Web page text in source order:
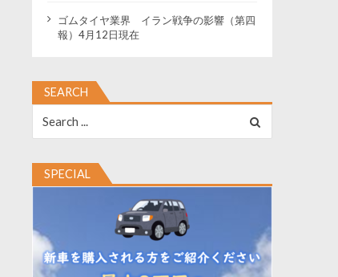
ゴムタイヤ業界 イラン戦争の影響（第四
報）4月12日現在
SEARCH
for:
SPECIAL